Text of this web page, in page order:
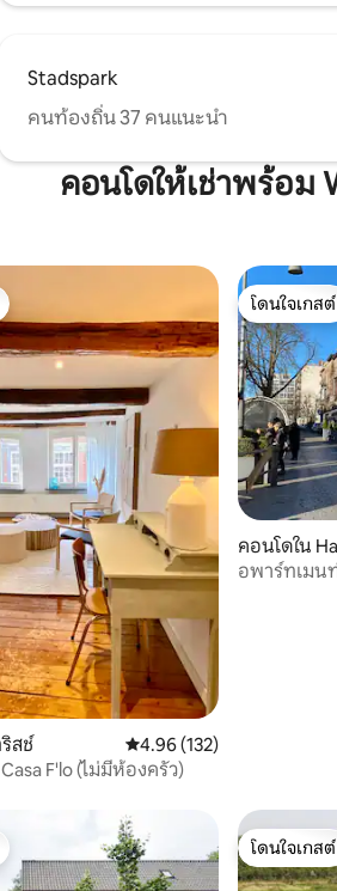
Stadspark
คนท้องถิ่น 37 คนแนะนำ
คอนโดให้เช่าพร้อม
สช์ คะแนนเฉลี่ย 4.96 จาก 5,
4.96 (132)
F'lo (ไม่มีห้องครัว)
โดนใจเกสต์
โดนใจเกสต์
คอนโดใน
อพาร์ทเมน
โดนใจเกสต์
โดนใจเกสต์